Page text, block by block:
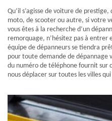
Qu’il s’agisse de voiture de
moto, de scooter ou autre, si votre
vous êtes à la recherche d’un
remorquage, n’hésitez pas à entrer
équipe de dépanneurs se tiendra
pour toute demande de dépannage
du numéro de téléphone fournit sur
nous déplacer sur toutes les villes